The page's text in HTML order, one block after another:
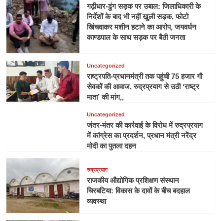
गढ़ीधार-ढुंग सड़क पर उबाल: जिलाधिकारी के
निर्देशों के बाद भी नहीं खुली सड़क, फोटो
खिंचवाकर मशीन हटाने का आरोप, जयवर्धन
काण्डपाल के साथ सड़क पर बैठी जनता
Uncategorized
राष्ट्रपति-प्रधानमंत्री तक पहुंची 75 हजार गौ
सेवकों की आवाज, रुद्रप्रयाग से उठी ‘राष्ट्र
माता’ की मांग,,
Uncategorized
जंतर-मंतर की कार्रवाई के विरोध में रुद्रप्रयाग
में कांग्रेस का प्रदर्शन, प्रधान मंत्री नरेंद्र
मोदी का पुतला दहन
रुद्रप्रयाग
राजकीय औद्योगिक प्रशिक्षण संस्थान
चिरबटिया: विकास के दावों के बीच बदहाल
व्यवस्था